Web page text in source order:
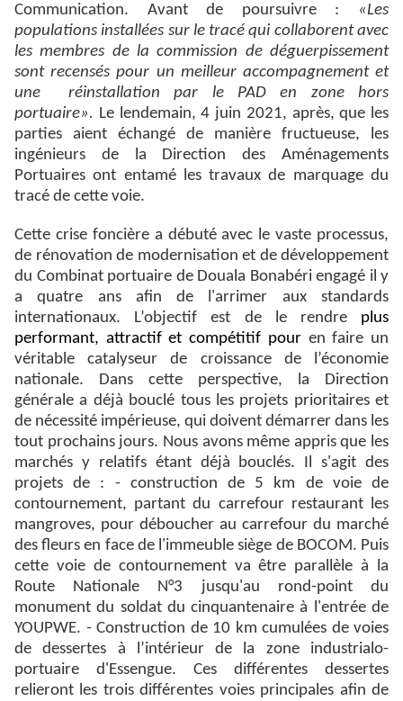
Communication. Avant de poursuivre :
«Les
populations installées sur le tracé qui collaborent avec
les membres de la commission de déguerpissement
sont recensés pour un meilleur accompagnement et
une réinstallation par le PAD en zone hors
portuaire». Le lendemain, 4 juin 2021, après, que les
parties aient échangé de manière fructueuse, les
ingénieurs de la Direction des Aménagements
Portuaires ont entamé les travaux de marquage du
tracé de cette voie.
Cette crise foncière a débuté avec le vaste processus,
de rénovation de modernisation et de développement
du Combinat portuaire de Douala Bonabéri engagé il y
a quatre ans afin de l'arrimer aux standards
internationaux. L’objectif est de le rendre plus
performant, attractif et compétitif pour en faire un
véritable catalyseur de croissance de l’économie
nationale. Dans cette perspective, la Direction
générale a déjà bouclé tous les projets prioritaires et
de nécessité impérieuse, qui doivent démarrer dans les
tout prochains jours. Nous avons même appris que les
marchés y relatifs étant déjà bouclés. Il s'agit des
projets de : - construction de 5 km de voie de
contournement, partant du carrefour restaurant les
mangroves, pour déboucher au carrefour du marché
des fleurs en face de l'immeuble siège de BOCOM. Puis
cette voie de contournement va être parallèle à la
Route Nationale N°3 jusqu'au rond-point du
monument du soldat du cinquantenaire à l'entrée de
YOUPWE. - Construction de 10 km cumulées de voies
de dessertes à l’intérieur de la zone industrialo-
portuaire d'Essengue. Ces différentes dessertes
relieront les trois différentes voies principales afin de